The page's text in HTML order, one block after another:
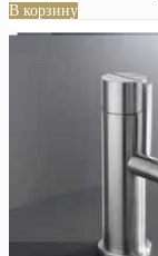
В корзину